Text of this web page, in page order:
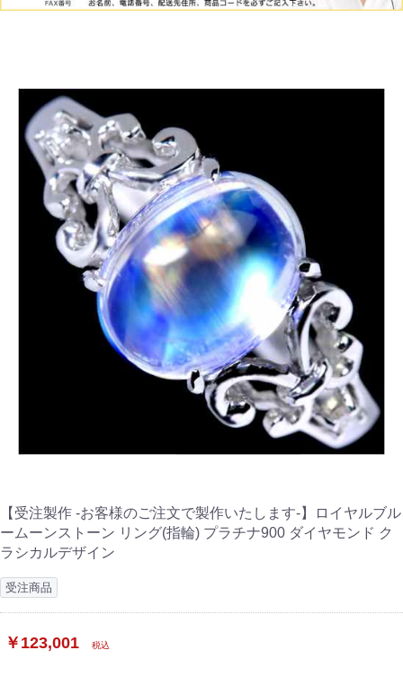
【受注製作 -お客様のご注文で製作いたします-】ロイヤルブル
ームーンストーン リング(指輪) プラチナ900 ダイヤモンド ク
ラシカルデザイン
受注商品
￥123,001 税込